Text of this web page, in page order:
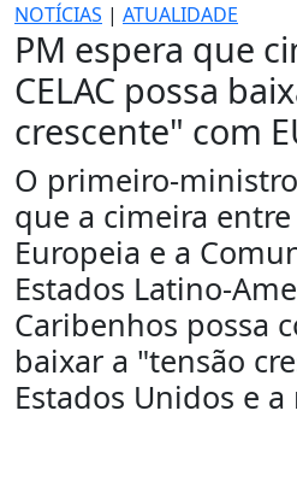
NOTÍCIAS | ATUALIDADE
PM espera que
CELAC possa
crescente" com
O primeiro-
que a cimeira
Europeia e a
Estados Latino-
Caribenhos possa
baixar a "tensão
Estados Unidos e a